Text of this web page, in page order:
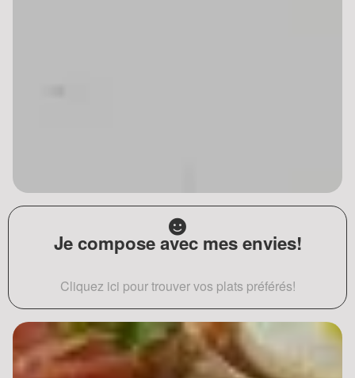
Je compose avec mes envies!
Cliquez ici pour trouver vos plats préférés!